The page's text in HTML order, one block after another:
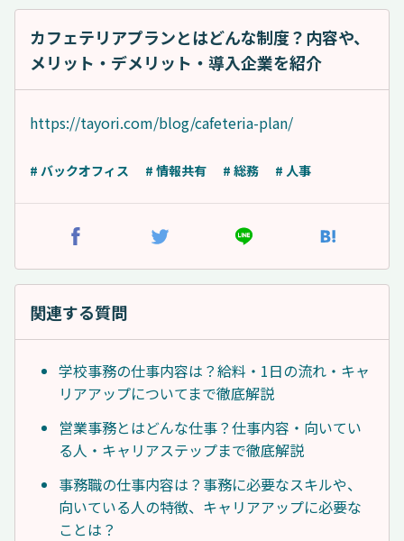
カフェテリアプランとはどんな制度？内容や、
メリット・デメリット・導入企業を紹介
https://tayori.com/blog/cafeteria-plan/
# バックオフィス # 情報共有 # 総務 # 人事
関連する質問
学校事務の仕事内容は？給料・1日の流れ・キャ
リアアップについてまで徹底解説
営業事務とはどんな仕事？仕事内容・向いてい
る人・キャリアステップまで徹底解説
事務職の仕事内容は？事務に必要なスキルや、
向いている人の特徴、キャリアアップに必要な
ことは？